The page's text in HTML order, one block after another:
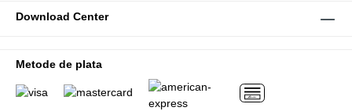
Download Center
Metode de plata